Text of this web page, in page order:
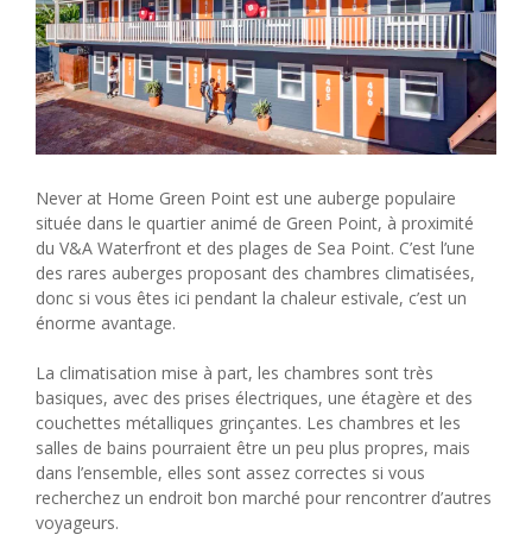
Never at Home Green Point est une auberge populaire
située dans le quartier animé de Green Point, à proximité
du V&A Waterfront et des plages de Sea Point. C’est l’une
des rares auberges proposant des chambres climatisées,
donc si vous êtes ici pendant la chaleur estivale, c’est un
énorme avantage.
La climatisation mise à part, les chambres sont très
basiques, avec des prises électriques, une étagère et des
couchettes métalliques grinçantes. Les chambres et les
salles de bains pourraient être un peu plus propres, mais
dans l’ensemble, elles sont assez correctes si vous
recherchez un endroit bon marché pour rencontrer d’autres
voyageurs.